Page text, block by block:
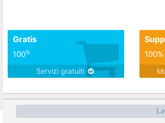
Gratis
100%
Servizi gratuiti